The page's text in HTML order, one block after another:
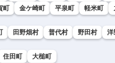
町 金ケ崎町 平泉町 軽米町
田野畑村 普代村 野田村 洋
住田町 大槌町